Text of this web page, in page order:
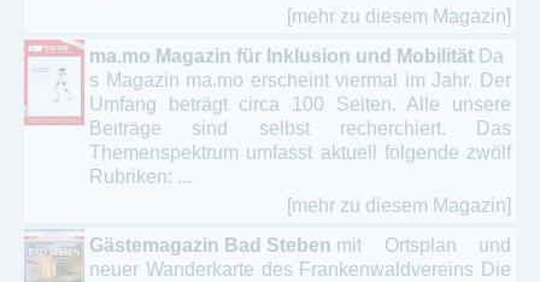
[mehr zu diesem Magazin]
ma.mo Magazin für Inklusion und Mobilität Da
s Magazin ma.mo erscheint viermal im Jahr. Der
Umfang beträgt circa 100 Seiten. Alle unsere
Beiträge sind selbst recherchiert. Das
Themenspektrum umfasst aktuell folgende zwölf
Rubriken: ...
[mehr zu diesem Magazin]
Gästemagazin Bad Steben mit Ortsplan und
neuer Wanderkarte des Frankenwaldvereins Die